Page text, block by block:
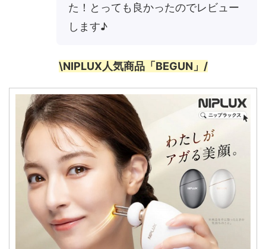
た！とっても良かったのでレビュー
します♪
\NIPLUX人気商品「BEGUN」/